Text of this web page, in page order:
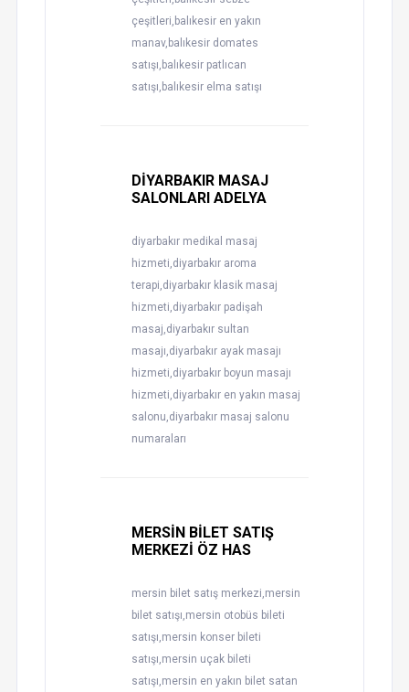
çeşitleri,balıkesir en yakın
manav,balıkesir domates
satışı,balıkesir patlıcan
satışı,balıkesir elma satışı
DİYARBAKIR MASAJ
SALONLARI ADELYA
diyarbakır medikal masaj
hizmeti,diyarbakır aroma
terapi,diyarbakır klasik masaj
hizmeti,diyarbakır padişah
masaj,diyarbakır sultan
masajı,diyarbakır ayak masajı
hizmeti,diyarbakır boyun masajı
hizmeti,diyarbakır en yakın masaj
salonu,diyarbakır masaj salonu
numaraları
MERSİN BİLET SATIŞ
MERKEZİ ÖZ HAS
mersin bilet satış merkezi,mersin
bilet satışı,mersin otobüs bileti
satışı,mersin konser bileti
satışı,mersin uçak bileti
satışı,mersin en yakın bilet satan